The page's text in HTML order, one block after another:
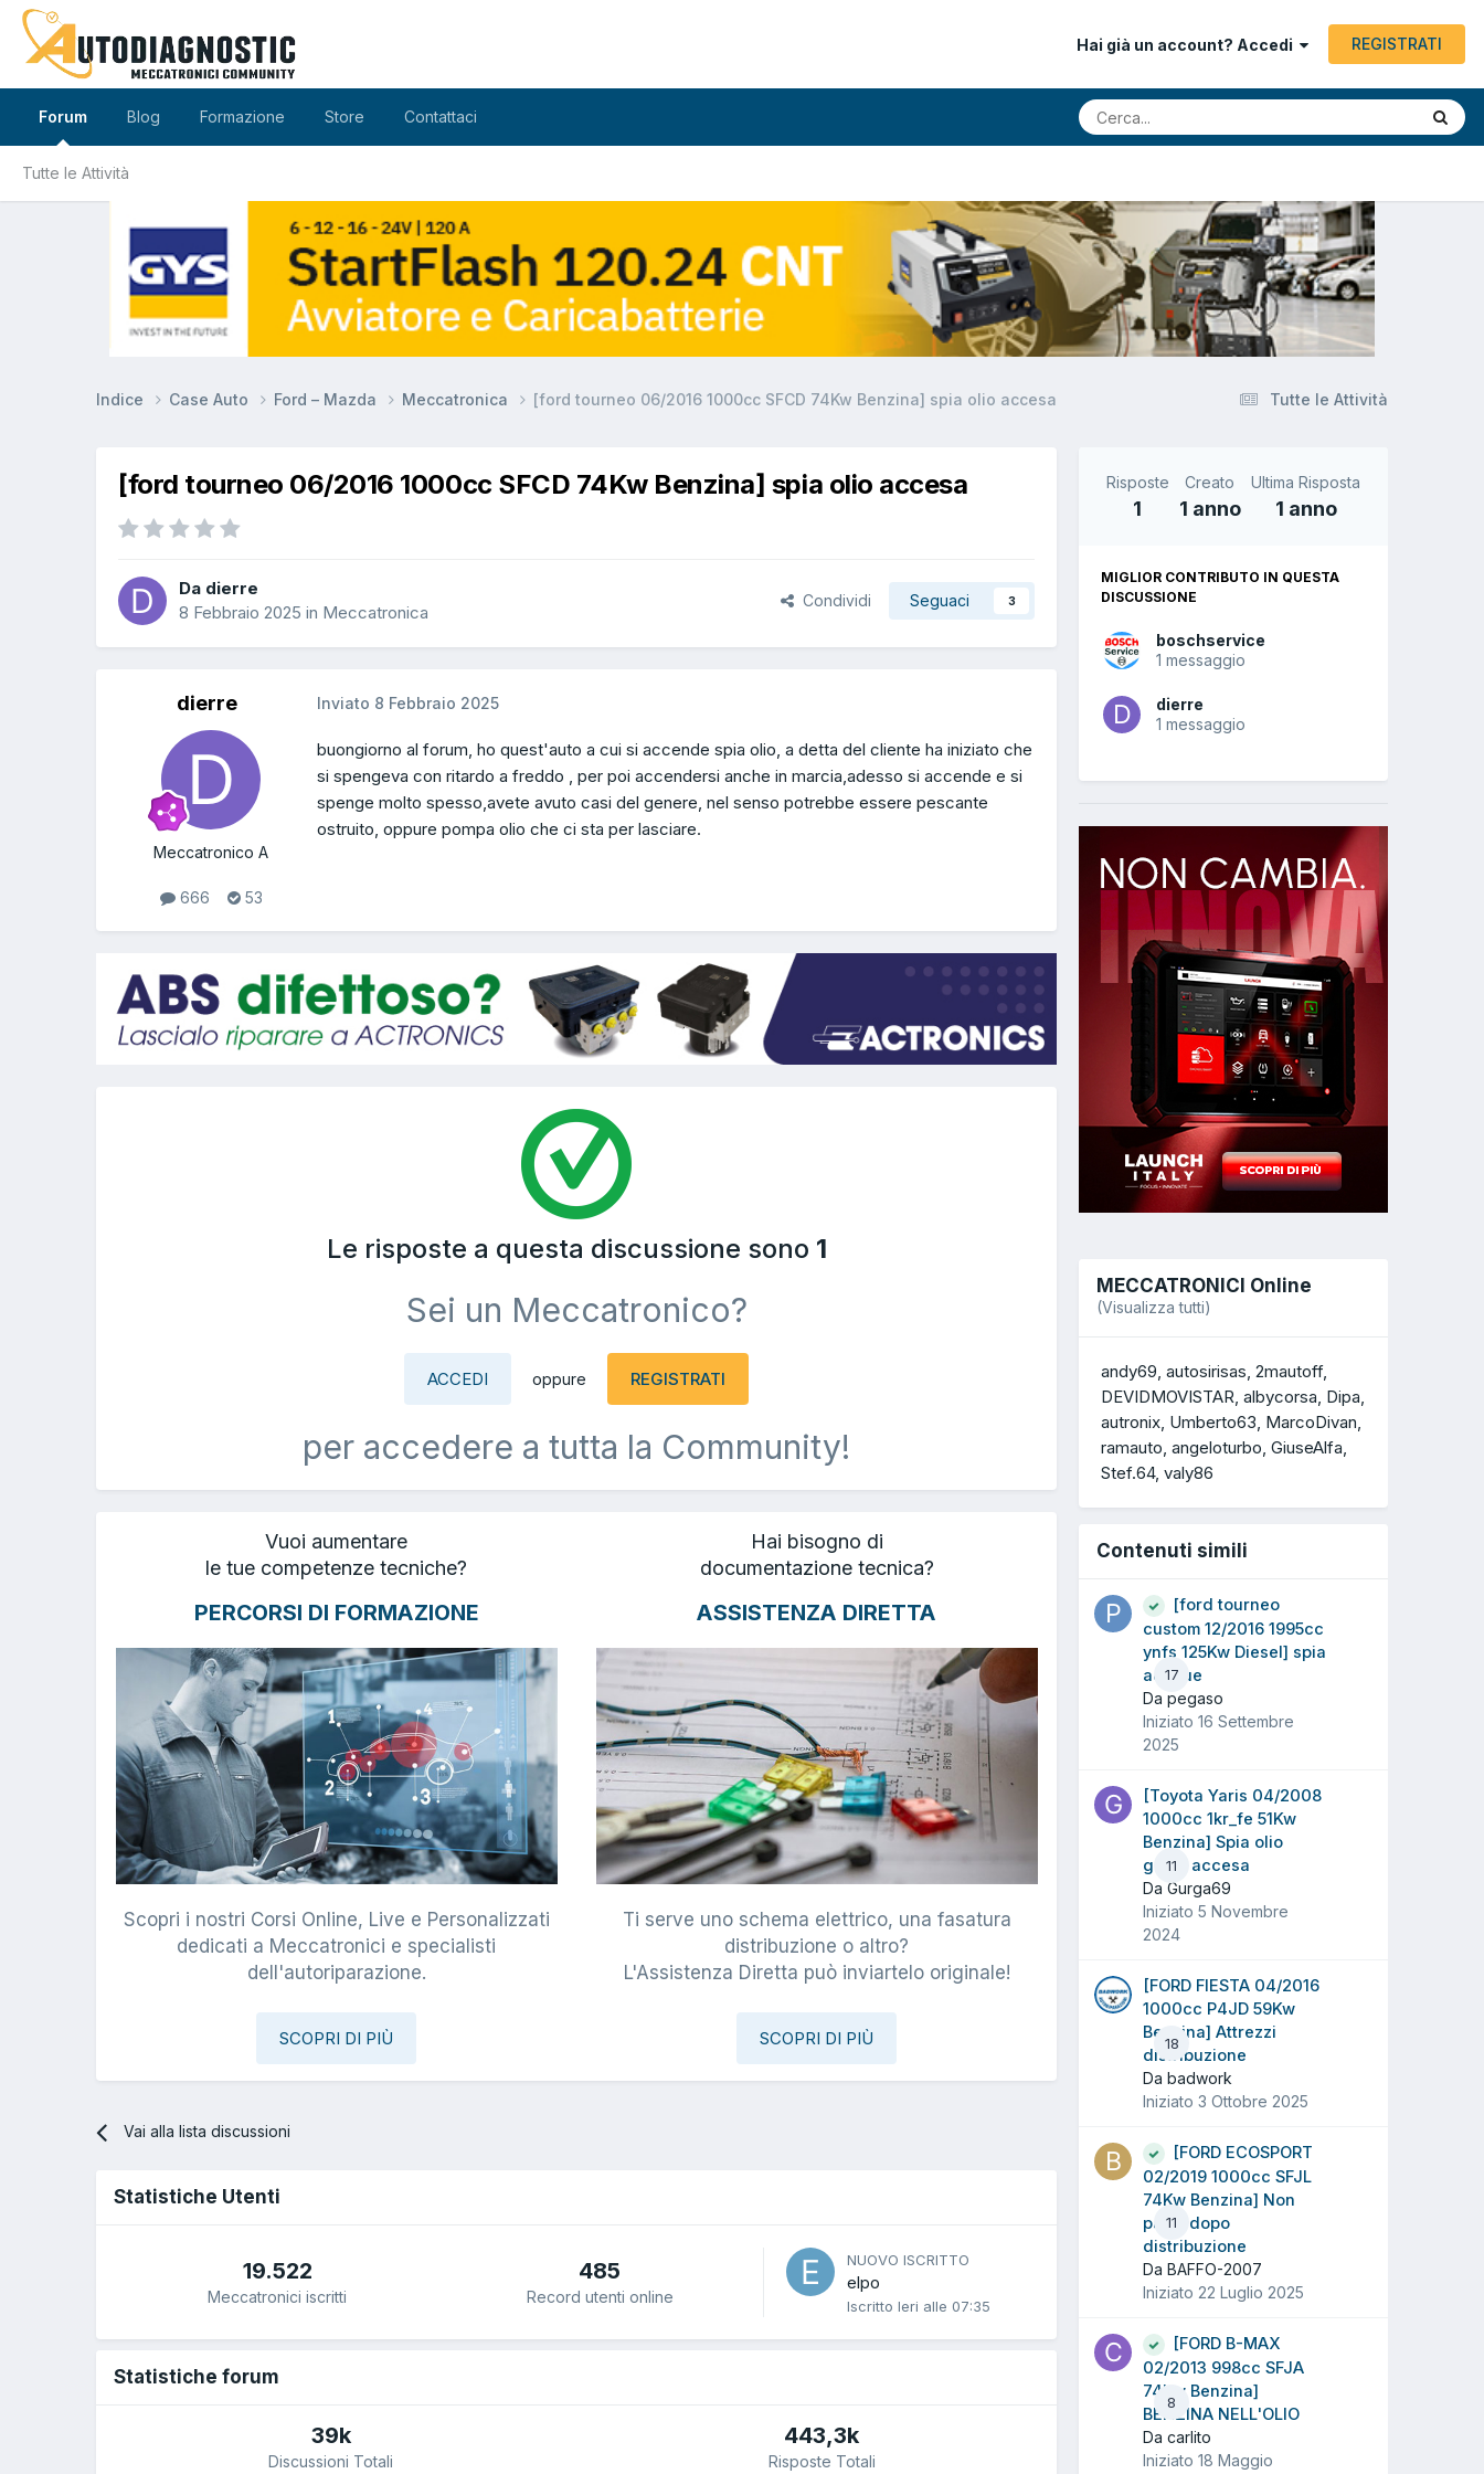
Hai già un account? Accedi REGISTRATI
Forum
Tutte le Attività
Blog Formazione Store Contattaci
Tutte le Attività
Indice Case Auto Ford – Mazda Meccatronica [ford tourneo 06/2016 1000cc SFCD 74Kw Benzina] spia olio accesa
[ford tourneo 06/2016 1000cc SFCD 74Kw Benzina] spia olio accesa
Da dierre
8 Febbraio 2025 in Meccatronica
Condividi Seguaci 3
dierre
Meccatronico A
666 53
Inviato 8 Febbraio 2025
buongiorno al forum, ho quest'auto a cui si accende spia olio, a detta del cliente ha iniziato che
si spengeva con ritardo a freddo , per poi accendersi anche in marcia,adesso si accende e si
spenge molto spesso,avete avuto casi del genere, nel senso potrebbe essere pescante
ostruito, oppure pompa olio che ci sta per lasciare.
Le risposte a questa discussione sono 1
Sei un Meccatronico?
ACCEDI oppure REGISTRATI
per accedere a tutta la Community!
Vuoi aumentare
le tue competenze tecniche?
PERCORSI DI FORMAZIONE
Scopri i nostri Corsi Online, Live e Personalizzati
dedicati a Meccatronici e specialisti
dell'autoriparazione.
SCOPRI DI PIÙ
Hai bisogno di
documentazione tecnica?
ASSISTENZA DIRETTA
Ti serve uno schema elettrico, una fasatura
distribuzione o altro?
L'Assistenza Diretta può inviartelo originale!
SCOPRI DI PIÙ
Vai alla lista discussioni
Statistiche Utenti
19.522
Meccatronici iscritti
485
Record utenti online
NUOVO ISCRITTO
elpo
Iscritto Ieri alle 07:35
Statistiche forum
39k
Discussioni Totali
443,3k
Risposte Totali
Risposte
1
Creato
1 anno
Ultima Risposta
1 anno
MIGLIOR CONTRIBUTO IN QUESTA
DISCUSSIONE
boschservice
1 messaggio
dierre
1 messaggio
MECCATRONICI Online
(Visualizza tutti)
andy69 autosirisas 2mautoff
DEVIDMOVISTAR albycorsa Dipa
autronix Umberto63 MarcoDivan
ramauto angeloturbo GiuseAlfa
Stef.64 valy86
Contenuti simili
17
[ford tourneo
custom 12/2016 1995cc
ynfs 125Kw Diesel] spia
ad blue
Da pegaso
Iniziato 16 Settembre
2025
11
[Toyota Yaris 04/2008
1000cc 1kr_fe 51Kw
Benzina] Spia olio
gialla accesa
Da Gurga69
Iniziato 5 Novembre
2024
18
[FORD FIESTA 04/2016
1000cc P4JD 59Kw
Benzina] Attrezzi
distribuzione
Da badwork
Iniziato 3 Ottobre 2025
11
[FORD ECOSPORT
02/2019 1000cc SFJL
74Kw Benzina] Non
parte dopo
distribuzione
Da BAFFO-2007
Iniziato 22 Luglio 2025
8
[FORD B-MAX
02/2013 998cc SFJA
74Kw Benzina]
BENZINA NELL'OLIO
Da carlito
Iniziato 18 Maggio